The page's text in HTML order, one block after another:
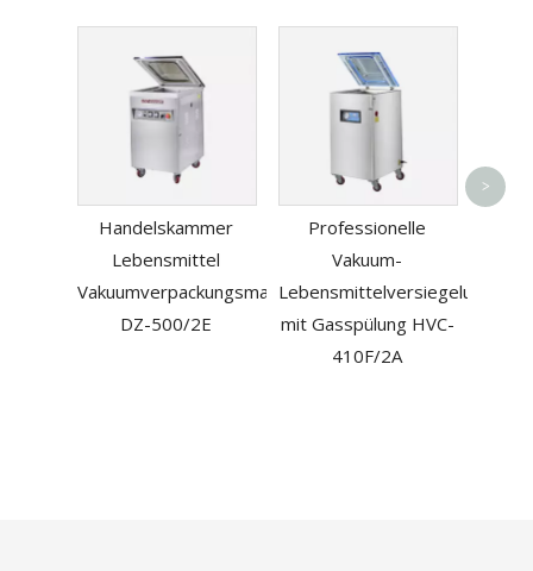
Handelskammer
Lebensmittel
Vakuumverpackungsmaschine
DZ-500/2E
Professionelle
Vakuum-
mit Gasspülung HVC-
410F/2A
>